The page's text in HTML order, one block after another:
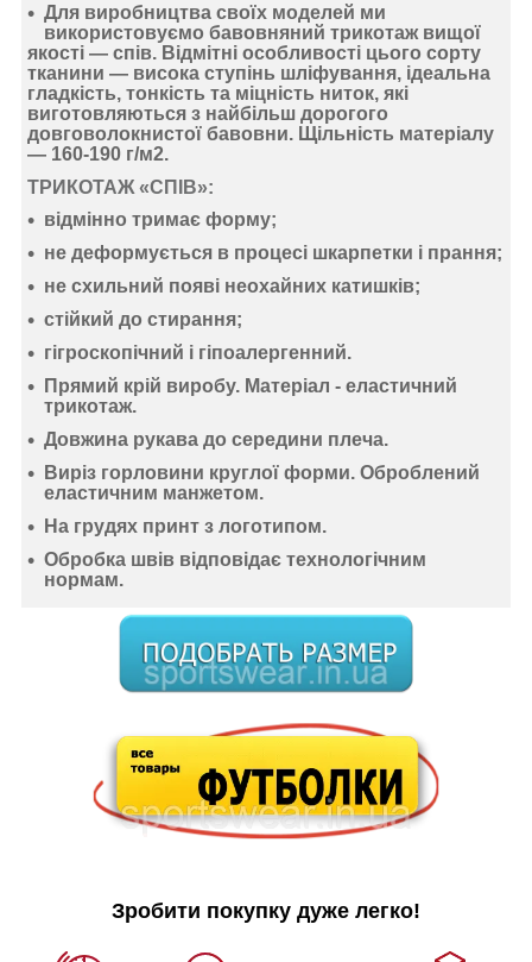
Для виробництва своїх моделей ми
використовуємо бавовняний трикотаж вищої
якості — спів. Відмітні особливості цього сорту
тканини — висока ступінь шліфування, ідеальна
гладкість, тонкість та міцність ниток, які
виготовляються з найбільш дорогого
довговолокнистої бавовни. Щільність матеріалу
— 160-190 г/м2.
ТРИКОТАЖ «СПІВ»:
відмінно тримає форму;
не деформується в процесі шкарпетки і прання;
не схильний появі неохайних катишків;
стійкий до стирання;
гігроскопічний і гіпоалергенний.
Прямий крій виробу. Матеріал - еластичний
трикотаж.
Довжина рукава до середини плеча.
Виріз горловини круглої форми. Оброблений
еластичним манжетом.
На грудях принт з логотипом.
Обробка швів відповідає технологічним
нормам.
Зробити покупку дуже легко!